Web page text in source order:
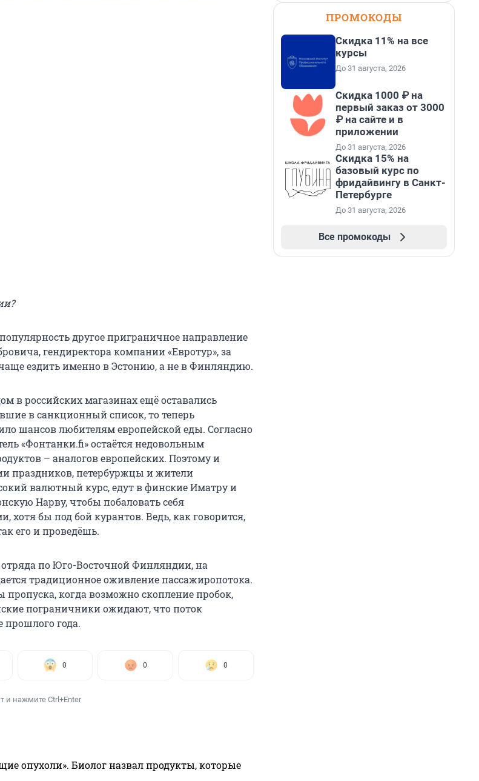
другое приграничное направление
гендиректора компании «Евротур», за
ездить именно в Эстонию, а не в Финляндию.
в российских магазинах ещё оставались
в санкционный список, то теперь
шансов любителям европейской еды. Согласно
«Фонтанки.fi» остаётся недовольным
– аналогов европейских. Поэтому и
праздников, петербуржцы и жители
валютный курс, едут в финские Иматру и
Нарву, чтобы побаловать себя
хотя бы под бой курантов. Ведь, как говорится,
его и проведёшь.
по Юго-Восточной Финляндии, на
традиционное оживление пассажиропотока.
когда возможно скопление пробок,
пограничники ожидают, что поток
прошлого года.
0 0 0
и нажмите Ctrl+Enter
опухоли». Биолог назвал продукты, которые
ПРОМОКОДЫ
Скидка 11% на все
курсы
До 31 августа, 2026
Скидка 1000 ₽ на
первый заказ от 3000
₽ на сайте и в
приложении
До 31 августа, 2026
Скидка 15% на
базовый курс по
фридайвингу в Санкт-
Петербурге
До 31 августа, 2026
Все промокоды